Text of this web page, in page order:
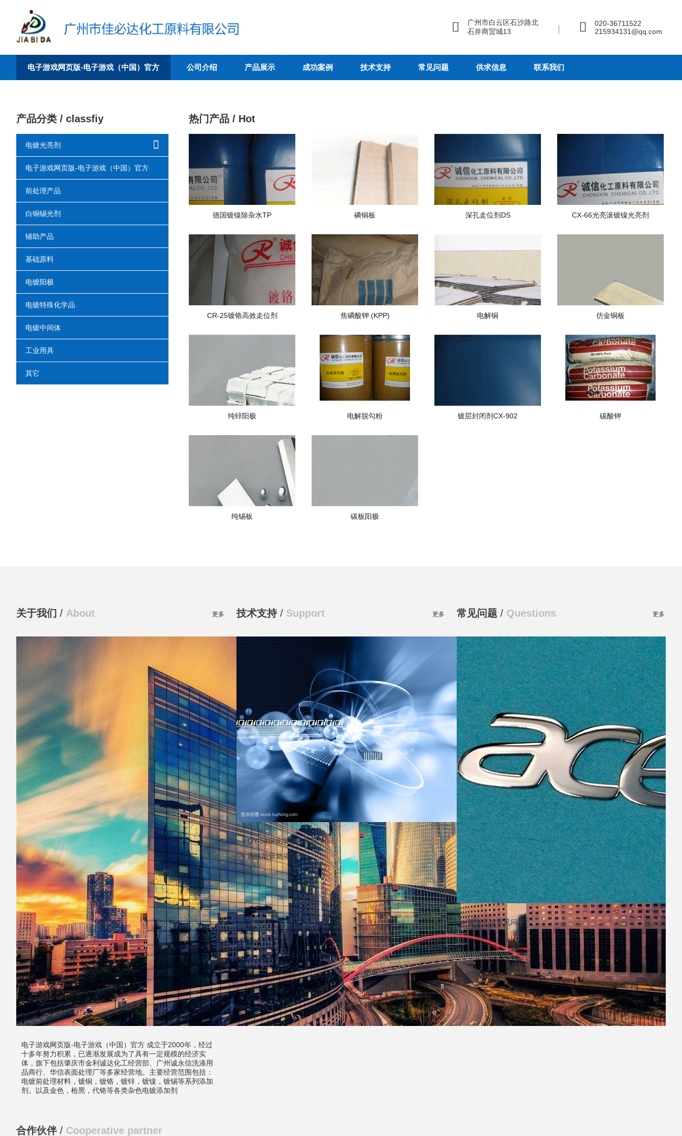
广州市白云区石沙路北
石井商贸城13
020-36711522
215934131@qq.com
电子游戏网页版-电子游戏（中国）官方 公司介绍 产品展示 成功案例 技术支持 常见问题 供求信息 联系我们
产品分类 / classfiy
电镀光亮剂
电子游戏网页版-电子游戏（中国）官方
前处理产品
白铜锡光剂
辅助产品
基础原料
电镀阳极
电镀特殊化学品
电镀中间体
工业用具
其它
热门产品 / Hot
德国镀镍除杂水TP 磷铜板 深孔走位剂DS CX-66光亮滚镀镍光亮剂
CR-25镀铬高效走位剂 焦磷酸钾 (KPP) 电解铜 仿金铜板
纯锌阳极 电解脱勾粉 镀层封闭剂CX-902 碳酸钾
纯锡板 碳板阳极
关于我们 / About 更多
电子游戏网页版-电子游戏（中国）官方 成立于2000年，经过
十多年努力积累，已逐渐发展成为了具有一定规模的经济实
体，旗下包括肇庆市金利诚达化工经营部、广州诚永信洗涤用
品商行、华信表面处理厂等多家经营地。主要经营范围包括：
电镀前处理材料，镀铜，镀铬，镀锌，镀镍，镀锡等系列添加
剂。以及金色，枪黑，代铬等各类杂色电镀添加剂
技术支持/ Support 更多
> OY-54铜化学抛光亮剂
> 高性能镀鉻添加剂
常见问题 / Questions 更多
> 镀光亮镍常见问题
合作伙伴/ Cooperative partner